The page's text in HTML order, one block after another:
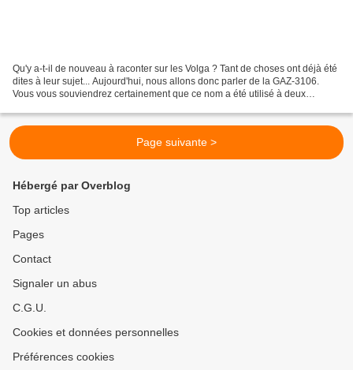
Qu'y a-t-il de nouveau à raconter sur les Volga ? Tant de choses ont déjà été
dites à leur sujet... Aujourd'hui, nous allons donc parler de la GAZ-3106.
Vous vous souviendrez certainement que ce nom a été utilisé à deux
Page suivante >
Hébergé par Overblog
Top articles
Pages
Contact
Signaler un abus
C.G.U.
Cookies et données personnelles
Préférences cookies